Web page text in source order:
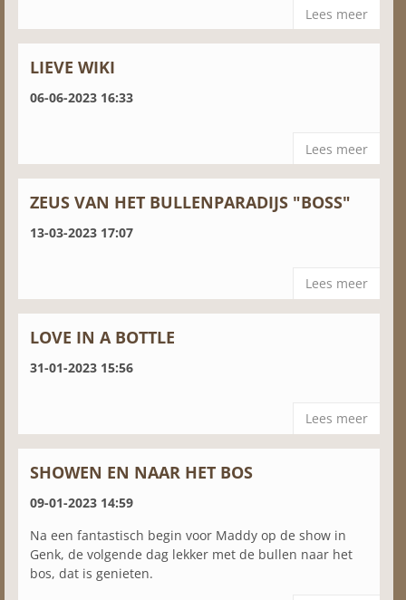
Lees meer
LIEVE WIKI
06-06-2023 16:33
Lees meer
ZEUS VAN HET BULLENPARADIJS "BOSS"
13-03-2023 17:07
Lees meer
LOVE IN A BOTTLE
31-01-2023 15:56
Lees meer
SHOWEN EN NAAR HET BOS
09-01-2023 14:59
Na een fantastisch begin voor Maddy op de show in
Genk, de volgende dag lekker met de bullen naar het
bos, dat is genieten.